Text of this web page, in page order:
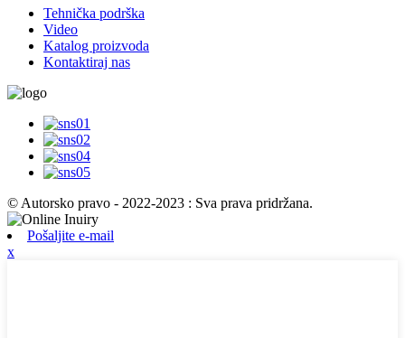
Tehnička podrška
Video
Katalog proizvoda
Kontaktiraj nas
© Autorsko pravo - 2022-2023 : Sva prava pridržana.
Pošaljite e-mail
x